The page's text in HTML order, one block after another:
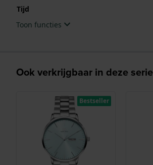
Tijd
Toon functies
Ook verkrijgbaar in deze serie
Bestseller